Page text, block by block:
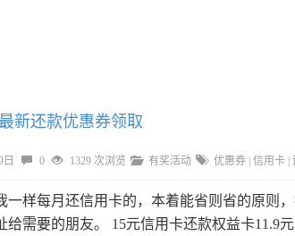
新还款优惠券领取
日 0 1329 次浏览 有奖活动 优惠券 信用卡
一样每月还信用卡的，本着能省则省的原则
给需要的朋友。 15元信用卡还款权益卡11.9